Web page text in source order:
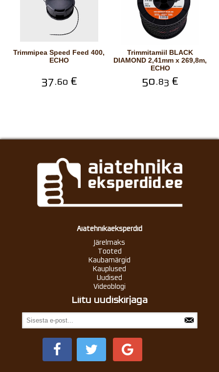
Trimmipea Speed Feed 400,
ECHO
37.60 €
Trimmitamiil BLACK
DIAMOND 2,41mm x 269,8m,
ECHO
50.83 €
Aiatehnikaeksperdid
Järelmaks
Tooted
Kaubamärgid
Kauplused
Uudised
Videoblogi
Liitu uudiskirjaga